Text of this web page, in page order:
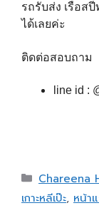
รถรับส่ง เรือส
ได้เลยค่ะ
ติดต่อสอบถาม
line id :
Chareena
เกาะหลีเป๊ะ, หน้า